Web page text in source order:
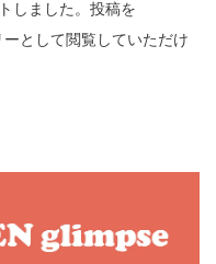
しました。投稿を
ーとして閲覧していただけ